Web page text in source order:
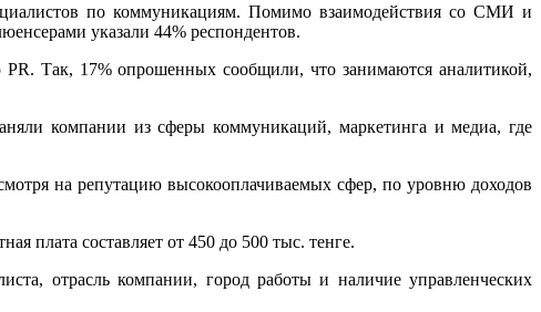
по коммуникациям. Помимо взаимодействия со СМИ и
указали 44% респондентов.
Так, 17% опрошенных сообщили, что занимаются аналитикой,
компании из сферы коммуникаций, маркетинга и медиа, где
на репутацию высокооплачиваемых сфер, по уровню доходов
плата составляет от 450 до 500 тыс. тенге.
отрасль компании, город работы и наличие управленческих